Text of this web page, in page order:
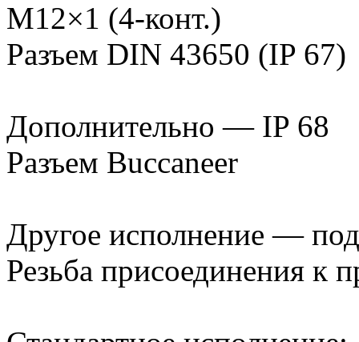
M12×1 (4-конт.)
Разъем DIN 43650 (IP 67)
Дополнительно — IP 68
Разъем Buccaneer
Другое исполнение — под
Резьба присоединения к